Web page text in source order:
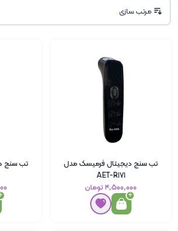
مرتب سازی
تب سنج دیجیتال فرمیسک مدل
AET-R171
۴٬۵۰۰٬۰۰۰ تومان
تب سنج